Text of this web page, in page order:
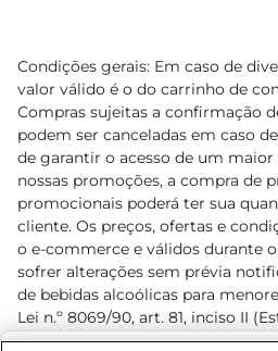
Condições gerais: Em caso de
valor válido é o do carrinho de
Compras sujeitas a confirmação
podem ser canceladas em caso
de garantir o acesso de um
nossas promoções, a compra de
promocionais poderá ter sua
cliente. Os preços, ofertas e
o e-commerce e válidos durante
sofrer alterações sem prévia
de bebidas alcoólicas para
Lei n.º 8069/90, art. 81, inciso II
Adolescente). Preços e condições